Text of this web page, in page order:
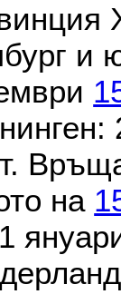
и
на